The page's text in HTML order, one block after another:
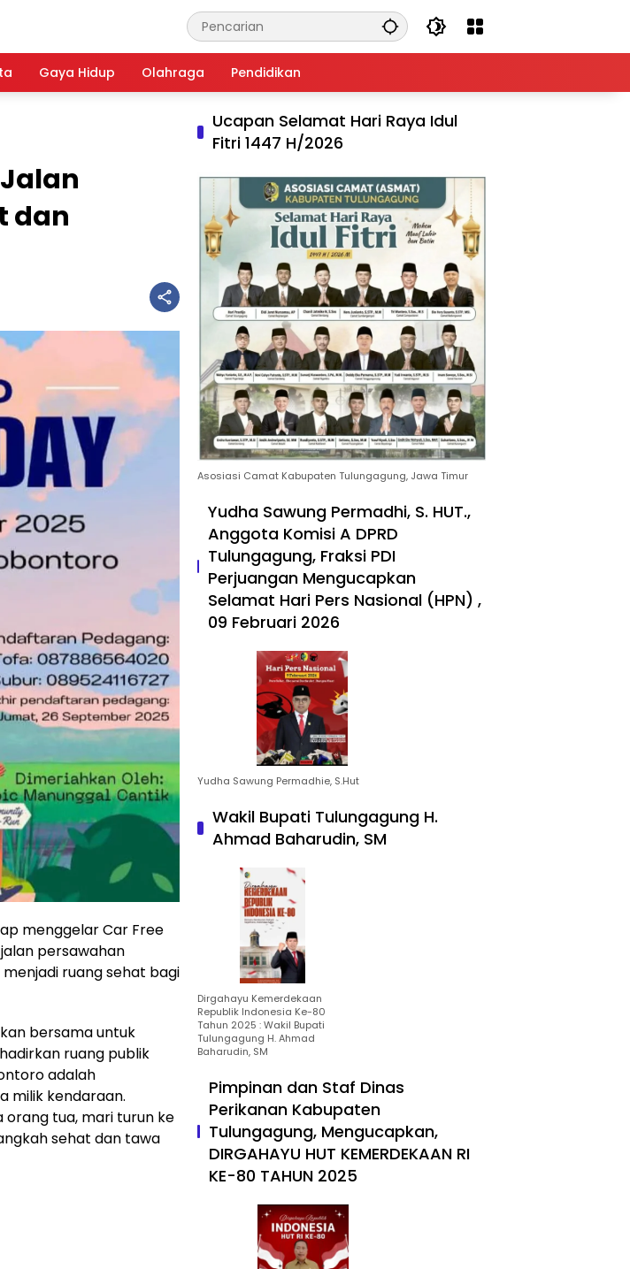
Gaya Hidup Olahraga Pendidikan
dan
menggelar Car Free
persawahan
ruang sehat bagi
bersama untuk
ruang publik
adalah
milik kendaraan.
orang tua, mari turun ke
sehat dan tawa
Ucapan Selamat Hari Raya Idul
Fitri 1447 H/2026
Asosiasi Camat Kabupaten Tulungagung, Jawa Timur
Yudha Sawung Permadhi, S. HUT.,
Anggota Komisi A DPRD
Tulungagung, Fraksi PDI
Perjuangan Mengucapkan
Selamat Hari Pers Nasional (HPN) ,
09 Februari 2026
Yudha Sawung Permadhie, S.Hut
Wakil Bupati Tulungagung H.
Ahmad Baharudin, SM
Dirgahayu Kemerdekaan
Republik Indonesia Ke-80
Tahun 2025 : Wakil Bupati
Tulungagung H. Ahmad
Baharudin, SM
Pimpinan dan Staf Dinas
Perikanan Kabupaten
Tulungagung, Mengucapkan,
DIRGAHAYU HUT KEMERDEKAAN RI
KE-80 TAHUN 2025